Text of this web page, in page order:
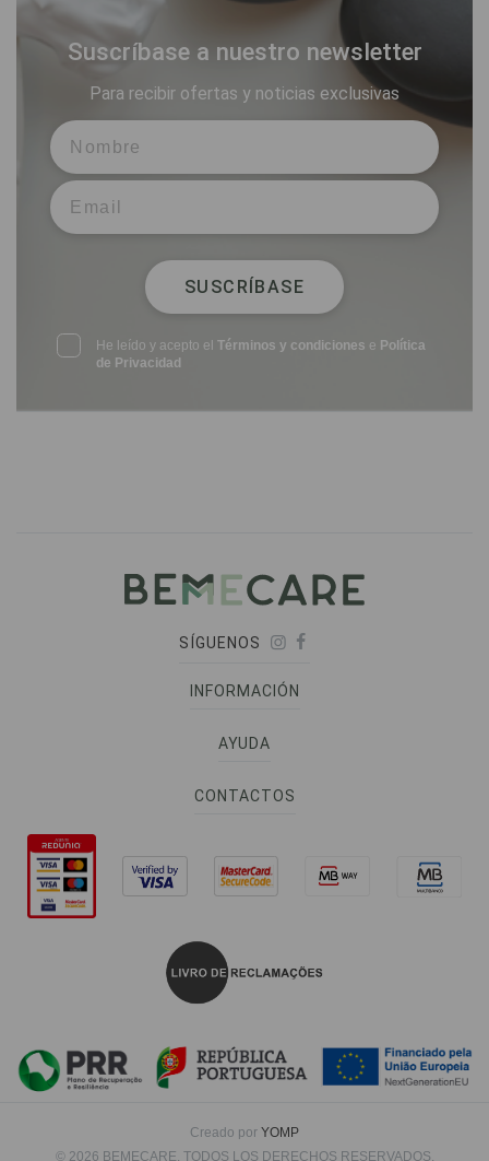
Suscríbase a nuestro newsletter
Para recibir ofertas y noticias exclusivas
SUSCRÍBASE
He leído y acepto elTérminos y condiciones e Política
de Privacidad
SÍGUENOS
INFORMACIÓN
AYUDA
CONTACTOS
Creado por YOMP
© 2026 BEMECARE. TODOS LOS DERECHOS RESERVADOS.